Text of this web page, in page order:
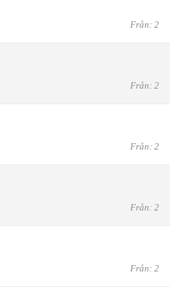
Från: 2
Från: 2
Från: 2
Från: 2
Från: 2